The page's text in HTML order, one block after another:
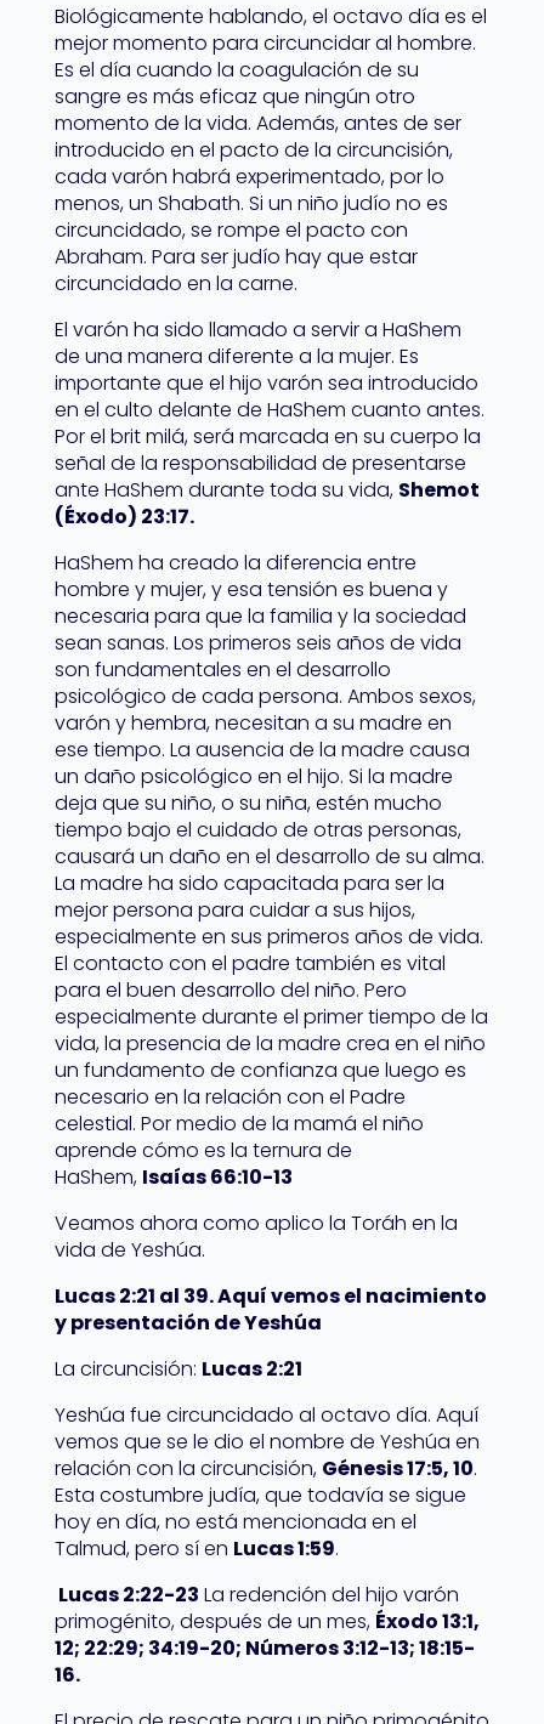
Biológicamente hablando, el octavo día es el
mejor momento para circuncidar al hombre.
Es el día cuando la coagulación de su
sangre es más eficaz que ningún otro
momento de la vida. Además, antes de ser
introducido en el pacto de la circuncisión,
cada varón habrá experimentado, por lo
menos, un Shabath. Si un niño judío no es
circuncidado, se rompe el pacto con
Abraham. Para ser judío hay que estar
circuncidado en la carne.
El varón ha sido llamado a servir a HaShem
de una manera diferente a la mujer. Es
importante que el hijo varón sea introducido
en el culto delante de HaShem cuanto antes.
Por el brit milá, será marcada en su cuerpo la
señal de la responsabilidad de presentarse
ante HaShem durante toda su vida, Shemot
(Éxodo) 23:17.
HaShem ha creado la diferencia entre
hombre y mujer, y esa tensión es buena y
necesaria para que la familia y la sociedad
sean sanas. Los primeros seis años de vida
son fundamentales en el desarrollo
psicológico de cada persona. Ambos sexos,
varón y hembra, necesitan a su madre en
ese tiempo. La ausencia de la madre causa
un daño psicológico en el hijo. Si la madre
deja que su niño, o su niña, estén mucho
tiempo bajo el cuidado de otras personas,
causará un daño en el desarrollo de su alma.
La madre ha sido capacitada para ser la
mejor persona para cuidar a sus hijos,
especialmente en sus primeros años de vida.
El contacto con el padre también es vital
para el buen desarrollo del niño. Pero
especialmente durante el primer tiempo de la
vida, la presencia de la madre crea en el niño
un fundamento de confianza que luego es
necesario en la relación con el Padre
celestial. Por medio de la mamá el niño
aprende cómo es la ternura de
HaShem, Isaías 66:10-13
Veamos ahora como aplico la Toráh en la
vida de Yeshúa.
Lucas 2:21 al 39. Aquí vemos el nacimiento
y presentación de Yeshúa
La circuncisión: Lucas 2:21
Yeshúa fue circuncidado al octavo día. Aquí
vemos que se le dio el nombre de Yeshúa en
relación con la circuncisión, Génesis 17:5, 10.
Esta costumbre judía, que todavía se sigue
hoy en día, no está mencionada en el
Talmud, pero sí en Lucas 1:59.
Lucas 2:22-23 La redención del hijo varón
primogénito, después de un mes, Éxodo 13:1,
12; 22:29; 34:19-20; Números 3:12-13; 18:15-
16.